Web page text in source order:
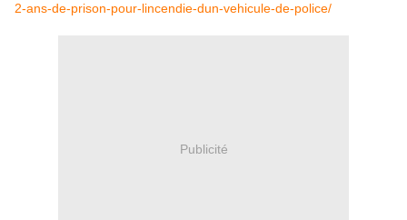
2-ans-de-prison-pour-lincendie-dun-vehicule-de-police/
Publicité